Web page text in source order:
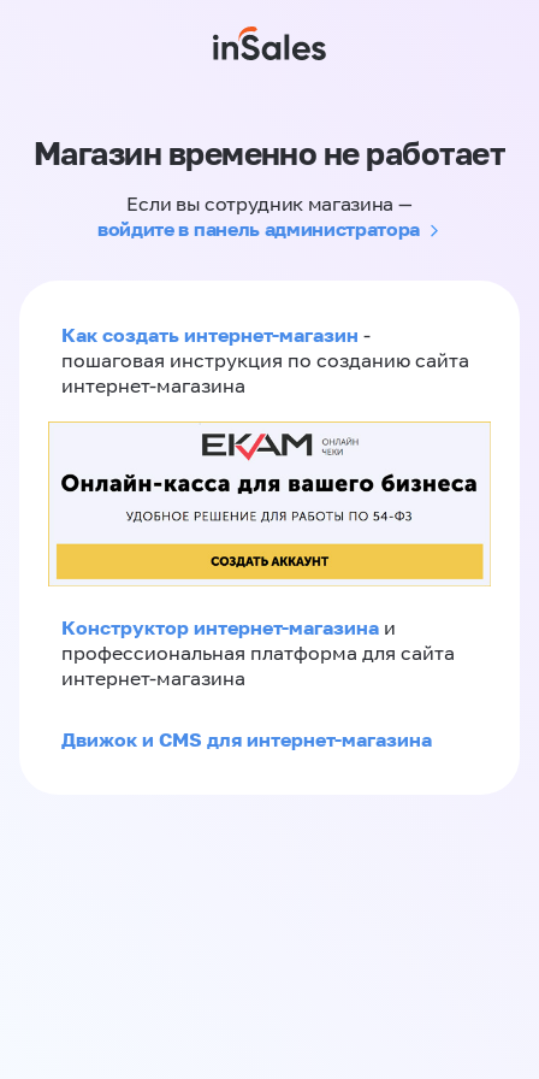
Магазин временно не работает
Если вы сотрудник магазина —
войдите в панель администратора
Как создать интернет-магазин -
пошаговая инструкция по созданию сайта
интернет-магазина
Конструктор интернет-магазина и
профессиональная платформа для сайта
интернет-магазина
Движок и CMS для интернет-магазина